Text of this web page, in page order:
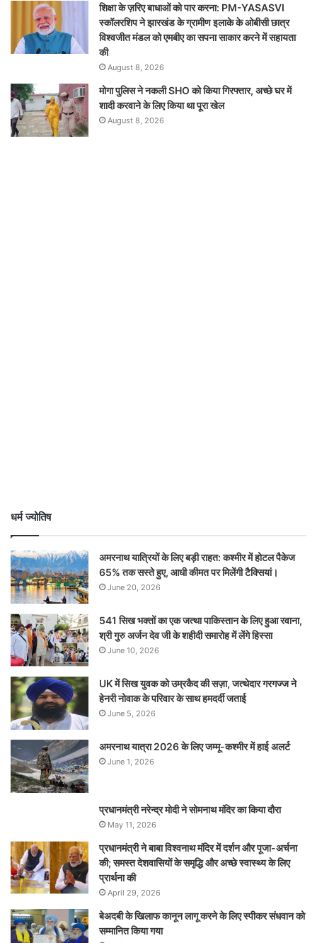
शिक्षा के ज़रिए बाधाओं को पार करना: PM-YASASVI
स्कॉलरशिप ने झारखंड के ग्रामीण इलाके के ओबीसी छात्र
विश्वजीत मंडल को एमबीए का सपना साकार करने में सहायता
की
August 8, 2026
मोगा पुलिस ने नकली SHO को किया गिरफ्तार, अच्छे घर में
शादी करवाने के लिए किया था पूरा खेल
August 8, 2026
धर्म ज्योतिष
अमरनाथ यात्रियों के लिए बड़ी राहत: कश्मीर में होटल पैकेज
65% तक सस्ते हुए, आधी कीमत पर मिलेंगी टैक्सियां।
June 20, 2026
541 सिख भक्तों का एक जत्था पाकिस्तान के लिए हुआ रवाना,
श्री गुरु अर्जन देव जी के शहीदी समारोह में लेंगे हिस्सा
June 10, 2026
UK में सिख युवक को उम्रकैद की सज़ा, जत्थेदार गरगज्ज ने
हेनरी नोवाक के परिवार के साथ हमदर्दी जताई
June 5, 2026
अमरनाथ यात्रा 2026 के लिए जम्मू-कश्मीर में हाई अलर्ट
June 1, 2026
प्रधानमंत्री नरेन्‍द्र मोदी ने सोमनाथ मंदिर का किया दौरा
May 11, 2026
प्रधानमंत्री ने बाबा विश्वनाथ मंदिर में दर्शन और पूजा-अर्चना
की; समस्‍त देशवासियों के समृद्धि और अच्छे स्वास्थ्य के लिए
प्रार्थना की
April 29, 2026
बेअदबी के खिलाफ कानून लागू करने के लिए स्पीकर संधवान को
सम्मानित किया गया